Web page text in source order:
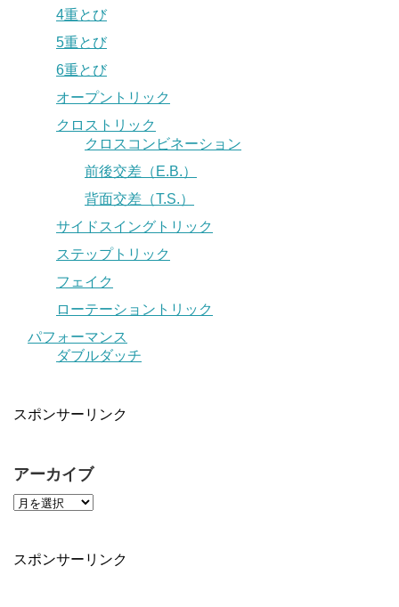
4重とび
5重とび
6重とび
オープントリック
クロストリック
クロスコンビネーション
前後交差（E.B.）
背面交差（T.S.）
サイドスイングトリック
ステップトリック
フェイク
ローテーショントリック
パフォーマンス
ダブルダッチ
スポンサーリンク
アーカイブ
スポンサーリンク